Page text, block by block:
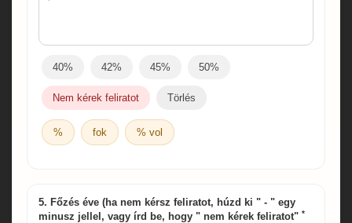
40% 42% 45% 50%
Nem kérek feliratot Törlés
% fok % vol
5. Főzés éve (ha nem kérsz feliratot, húzd ki " - " egy
minusz jellel, vagy írd be, hogy " nem kérek feliratot" *